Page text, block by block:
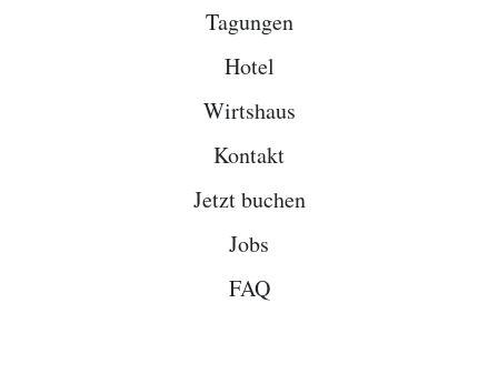
Tagungen
Hotel
Wirtshaus
Kontakt
Jetzt buchen
Jobs
FAQ